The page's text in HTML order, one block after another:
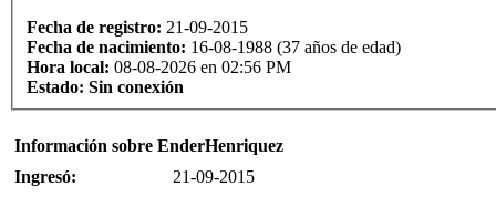
Fecha de registro: 21-09-2015
Fecha de nacimiento: 16-08-1988 (37 años de edad)
Hora local: 08-08-2026 en 02:56 PM
Estado: Sin conexión
Información sobre EnderHenriquez
Ingresó:
21-09-2015